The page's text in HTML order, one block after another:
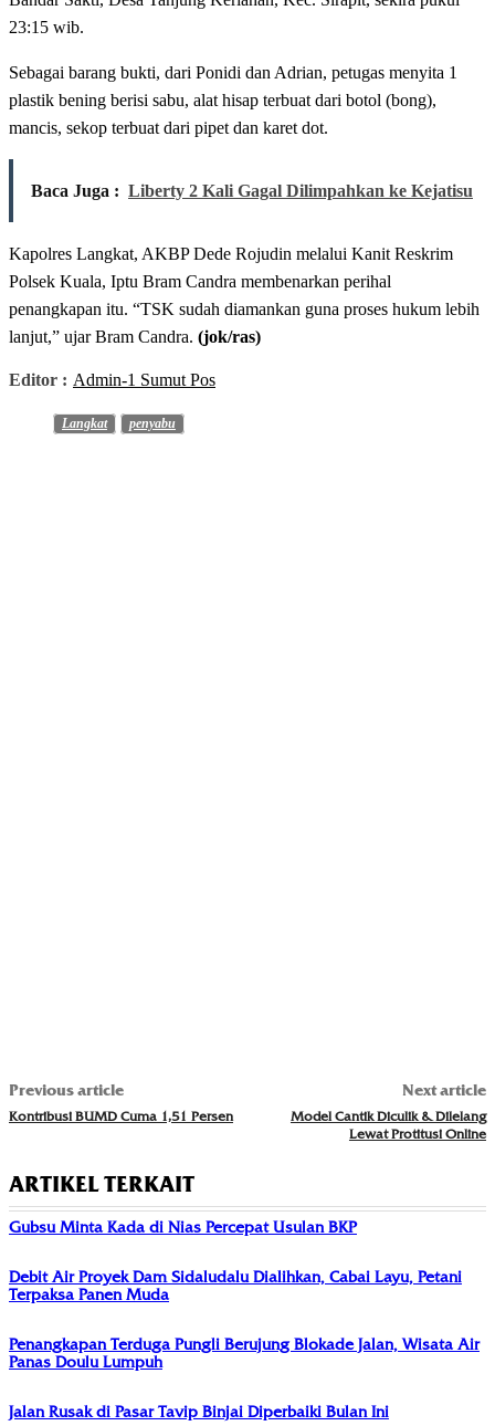
23:15 wib.
Sebagai barang bukti, dari Ponidi dan Adrian, petugas menyita 1
plastik bening berisi sabu, alat hisap terbuat dari botol (bong),
mancis, sekop terbuat dari pipet dan karet dot.
Baca Juga : Liberty 2 Kali Gagal Dilimpahkan ke Kejatisu
Kapolres Langkat, AKBP Dede Rojudin melalui Kanit Reskrim
Polsek Kuala, Iptu Bram Candra membenarkan perihal
penangkapan itu. “TSK sudah diamankan guna proses hukum lebih
lanjut,” ujar Bram Candra. (jok/ras)
Editor : Admin-1 Sumut Pos
Langkat penyabu
Previous article
Kontribusi BUMD Cuma 1,51 Persen
Next article
Model Cantik Diculik & Dilelang
Lewat Protitusi Online
ARTIKEL TERKAIT
Gubsu Minta Kada di Nias Percepat Usulan BKP
Debit Air Proyek Dam Sidaludalu Dialihkan, Cabai Layu, Petani
Terpaksa Panen Muda
Penangkapan Terduga Pungli Berujung Blokade Jalan, Wisata Air
Panas Doulu Lumpuh
Jalan Rusak di Pasar Tavip Binjai Diperbaiki Bulan Ini